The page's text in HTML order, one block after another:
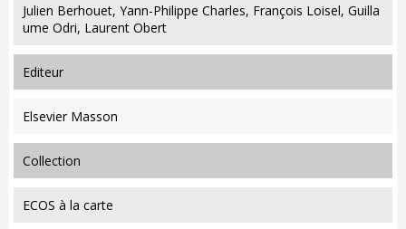
Julien Berhouet, Yann-Philippe Charles, François Loisel, Guilla
ume Odri, Laurent Obert
editeur
Elsevier Masson
collection
ECOS à la carte